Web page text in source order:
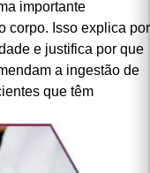
da absorção de
importante
Isso explica por
e justifica por que
a ingestão de
que têm